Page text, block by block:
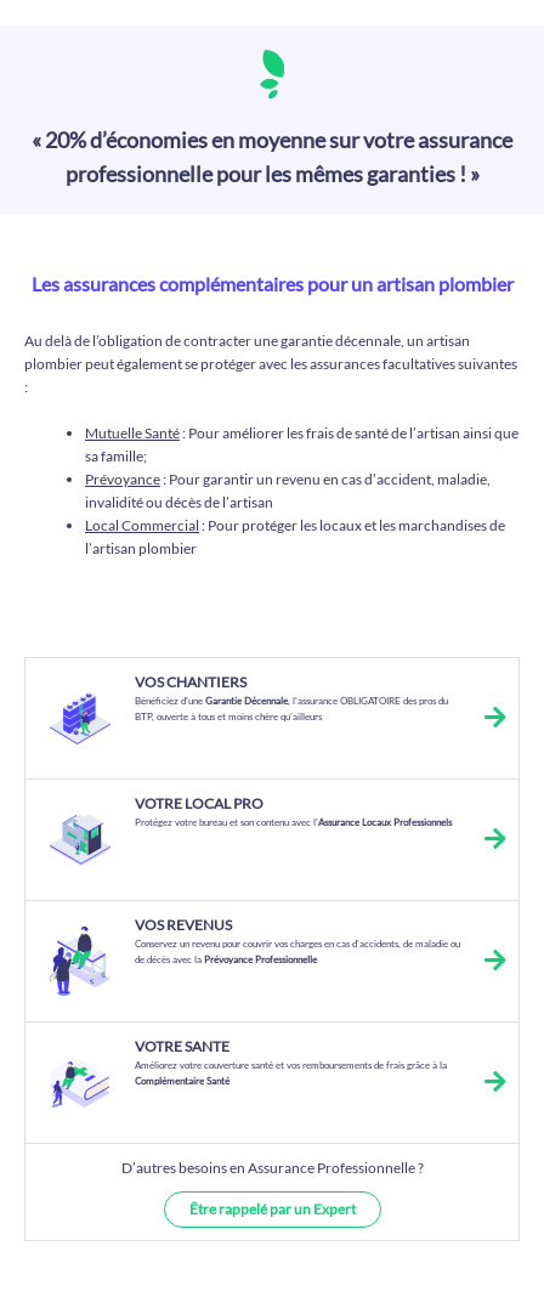
« 20% d’économies en moyenne sur votre assurance
professionnelle pour les mêmes garanties ! »
Les assurances complémentaires pour un artisan plombier
Au delà de l’obligation de contracter une garantie décennale, un artisan
plombier peut également se protéger avec les assurances facultatives suivantes
:
Mutuelle Santé: Pour améliorer les frais de santé de l’artisan ainsi que
sa famille;
Prévoyance: Pour garantir un revenu en cas d’accident, maladie,
invalidité ou décès de l’artisan
Local Commercial : Pour protéger les locaux et les marchandises de
l’artisan plombier
VOS CHANTIERS
Bénéficiez d’une Garantie Décennale , l’assurance OBLIGATOIRE des pros du
BTP, ouverte à tous et moins chère qu’ailleurs
VOTRE LOCAL PRO
Protégez votre bureau et son contenu avec l’Assurance Locaux Professionnels
VOS REVENUS
Conservez un revenu pour couvrir vos charges en cas d’accidents, de maladie ou
de décès avec la Prévoyance Professionnelle
VOTRE SANTE
Améliorez votre couverture santé et vos remboursements de frais grâce à la
Complémentaire Santé
D’autres besoins en Assurance Professionnelle ?
Être rappelé par un Expert